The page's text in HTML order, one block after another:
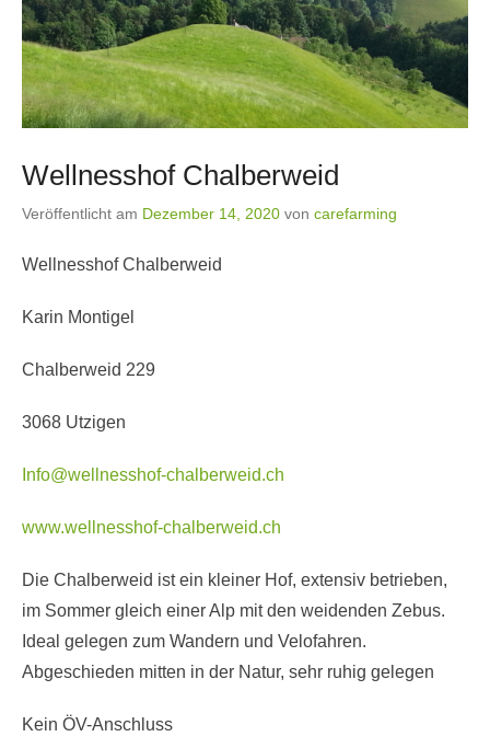
Wellnesshof Chalberweid
Veröffentlicht am Dezember 14, 2020 von carefarming
Wellnesshof Chalberweid
Karin Montigel
Chalberweid 229
3068 Utzigen
Info@wellnesshof-chalberweid.ch
www.wellnesshof-chalberweid.ch
Die Chalberweid ist ein kleiner Hof, extensiv betrieben,
im Sommer gleich einer Alp mit den weidenden Zebus.
Ideal gelegen zum Wandern und Velofahren.
Abgeschieden mitten in der Natur, sehr ruhig gelegen
Kein ÖV-Anschluss